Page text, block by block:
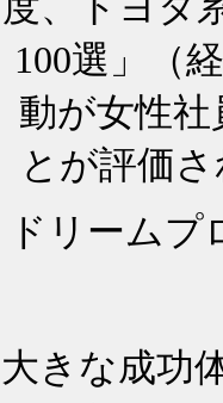
100選」（
動が女性
とが評価
ドリーム
大きな成功